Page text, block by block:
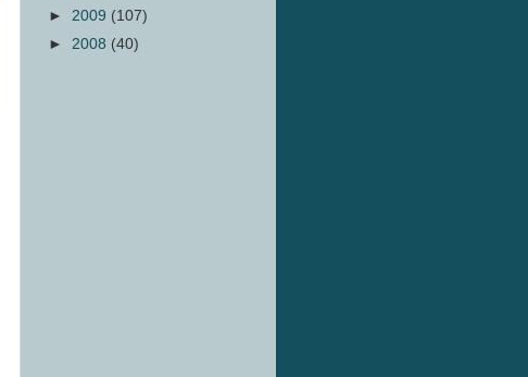
► 2009 (107)
► 2008 (40)